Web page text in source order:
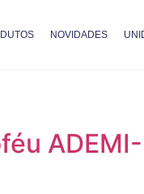
NOVIDADES